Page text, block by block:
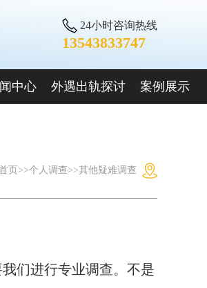
24小时咨询热线
13543833747
中心 外遇出轨探讨 案例展示
页 >>个人调查>>其他疑难调查
们进行专业调查。不是